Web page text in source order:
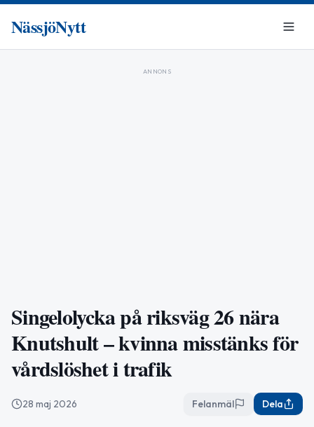
NässjöNytt
ANNONS
Singelolycka på riksväg 26 nära
Knutshult – kvinna misstänks för
vårdslöshet i trafik
28 maj 2026 Felanmäl Dela